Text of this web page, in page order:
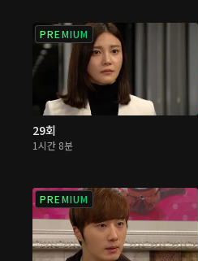
PREMIUM
29회
1시간 8분
PREMIUM